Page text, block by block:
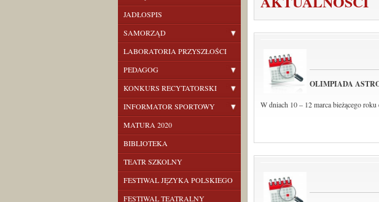
OLIMPIADA
W dniach 10 – 12 marca bieżącego
JADŁOSPIS
SAMORZĄD
LABORATORIA PRZYSZŁOŚCI
PEDAGOG
KONKURS RECYTATORSKI
INFORMATOR SPORTOWY
MATURA 2020
BIBLIOTEKA
TEATR SZKOLNY
FESTIWAL JĘZYKA POLSKIEGO
FESTIWAL TEATRALNY